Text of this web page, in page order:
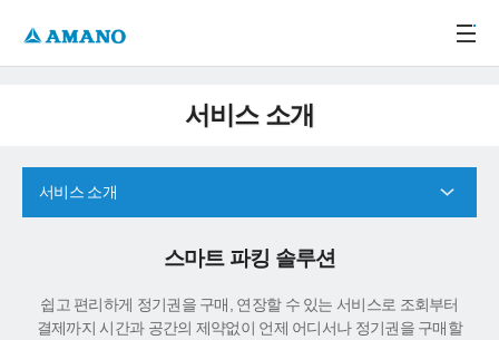
서비스 소개
서비스 소개
스마트 파킹 솔루션
쉽고 편리하게 정기권을 구매, 연장할 수 있는 서비스로 조회부터
결제까지 시간과 공간의 제약없이 언제 어디서나 정기권을 구매할